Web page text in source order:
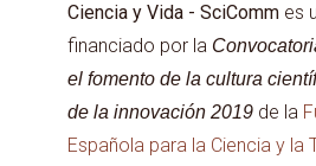
Ciencia y Vida - SciComm es
financiado por la
el fomento de la cultura
de la innovación 2019 de la
Española para la Ciencia y la